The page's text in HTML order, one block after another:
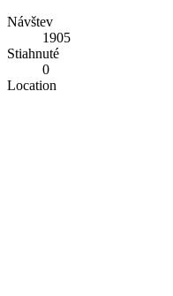
Návštev
1905
Stiahnuté
0
Location